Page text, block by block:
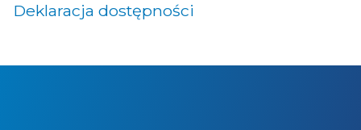
Deklaracja dostępności